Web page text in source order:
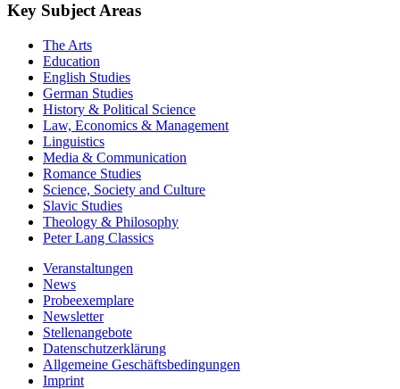
Key Subject Areas
The Arts
Education
English Studies
German Studies
History & Political Science
Law, Economics & Management
Linguistics
Media & Communication
Romance Studies
Science, Society and Culture
Slavic Studies
Theology & Philosophy
Peter Lang Classics
Veranstaltungen
News
Probeexemplare
Newsletter
Stellenangebote
Datenschutzerklärung
Allgemeine Geschäftsbedingungen
Imprint